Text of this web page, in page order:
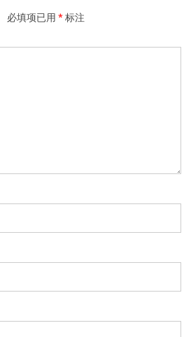
必填项已用 * 标注